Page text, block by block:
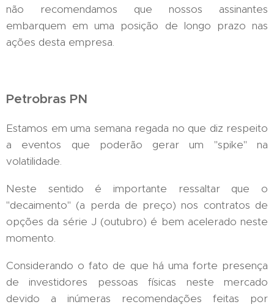
não recomendamos que nossos assinantes
embarquem em uma posição de longo prazo nas
ações desta empresa.
Petrobras PN
Estamos em uma semana regada no que diz respeito
a eventos que poderão gerar um "spike" na
volatilidade.
Neste sentido é importante ressaltar que o
"decaimento" (a perda de preço) nos contratos de
opções da série J (outubro) é bem acelerado neste
momento.
Considerando o fato de que há uma forte presença
de investidores pessoas físicas neste mercado
devido a inúmeras recomendações feitas por